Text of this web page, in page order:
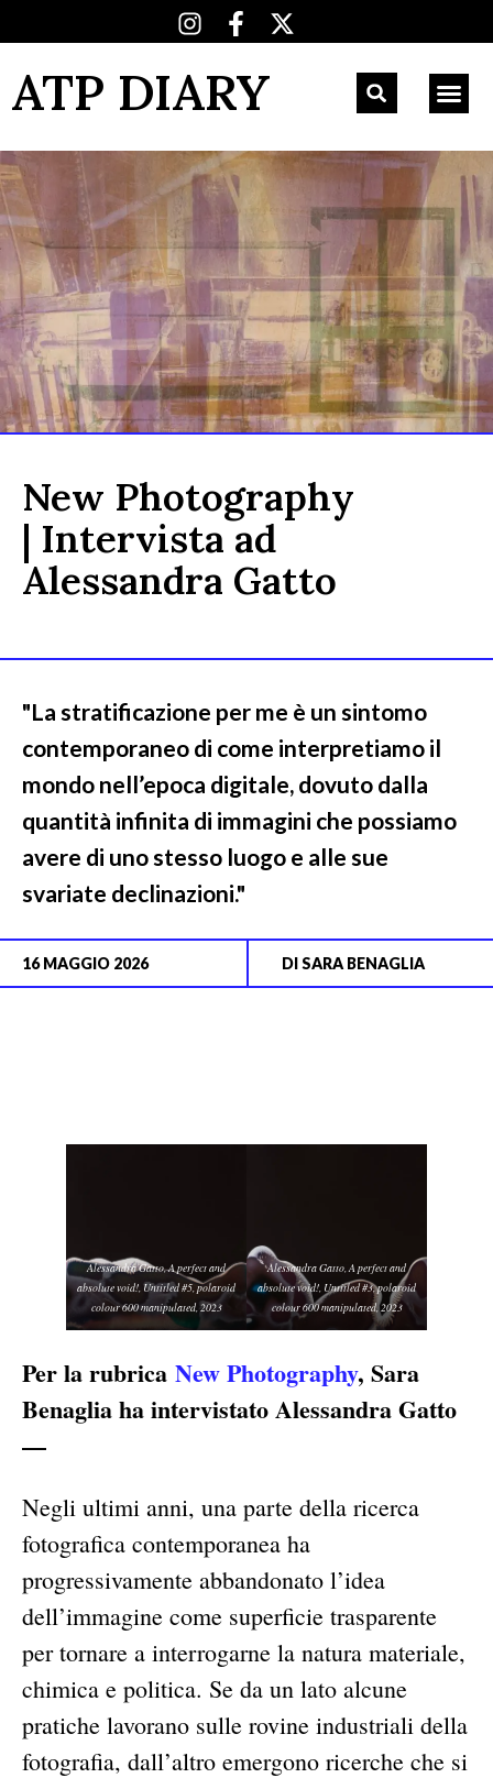
ATP DIARY
New Photography
| Intervista ad
Alessandra Gatto
"La stratificazione per me è un sintomo
contemporaneo di come interpretiamo il
mondo nell’epoca digitale, dovuto dalla
quantità infinita di immagini che possiamo
avere di uno stesso luogo e alle sue
svariate declinazioni."
16 MAGGIO 2026 DISARA BENAGLIA
Alessandra Gatto, A perfect and
absolute void!, Untitled #5, polaroid
colour 600 manipulated, 2023
Alessandra Gatto, A perfect and
absolute void!, Untitled #3, polaroid
colour 600 manipulated, 2023
Per la rubrica New Photography, Sara
Benaglia ha intervistato Alessandra Gatto
—
Negli ultimi anni, una parte della ricerca
fotografica contemporanea ha
progressivamente abbandonato l’idea
dell’immagine come superficie trasparente
per tornare a interrogarne la natura materiale,
chimica e politica. Se da un lato alcune
pratiche lavorano sulle rovine industriali della
fotografia, dall’altro emergono ricerche che si